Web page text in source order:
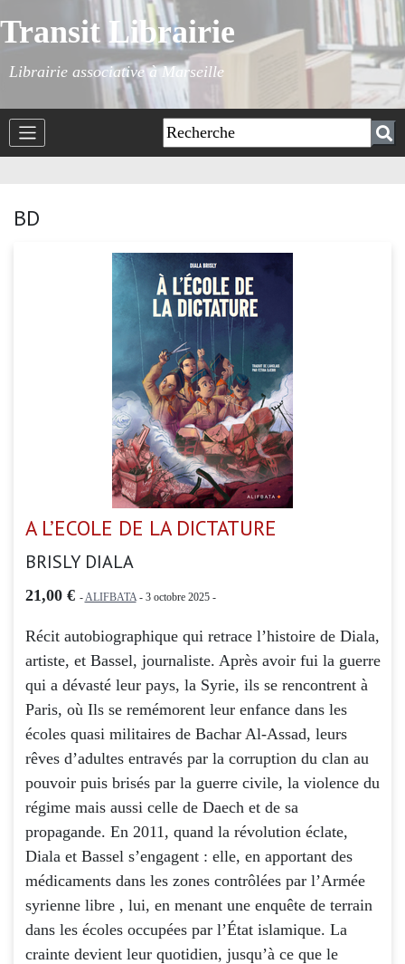
Transit Librairie
Librairie associative à Marseille
BD
A L’ECOLE DE LA DICTATURE
BRISLY DIALA
21,00 € - ALIFBATA- 3 octobre 2025 -
Récit autobiographique qui retrace l’histoire de Diala,
artiste, et Bassel, journaliste. Après avoir fui la guerre
qui a dévasté leur pays, la Syrie, ils se rencontrent à
Paris, où Ils se remémorent leur enfance dans les
écoles quasi militaires de Bachar Al-Assad, leurs
rêves d’adultes entravés par la corruption du clan au
pouvoir puis brisés par la guerre civile, la violence du
régime mais aussi celle de Daech et de sa
propagande. En 2011, quand la révolution éclate,
Diala et Bassel s’engagent : elle, en apportant des
médicaments dans les zones contrôlées par l’Armée
syrienne libre , lui, en menant une enquête de terrain
dans les écoles occupées par l’État islamique. La
crainte devient leur quotidien, jusqu’à ce que le